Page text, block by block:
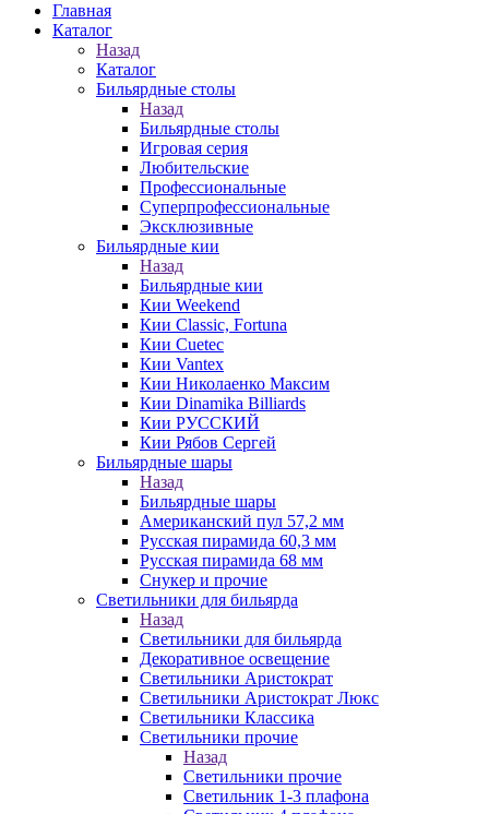
Главная
Каталог
Назад
Каталог
Бильярдные столы
Назад
Бильярдные столы
Игровая серия
Любительские
Профессиональные
Суперпрофессиональные
Эксклюзивные
Бильярдные кии
Назад
Бильярдные кии
Кии Weekend
Кии Classic, Fortuna
Кии Cuetec
Кии Vantex
Кии Николаенко Максим
Кии Dinamika Billiards
Кии РУССКИЙ
Кии Рябов Сергей
Бильярдные шары
Назад
Бильярдные шары
Американский пул 57,2 мм
Русская пирамида 60,3 мм
Русская пирамида 68 мм
Снукер и прочие
Светильники для бильярда
Назад
Светильники для бильярда
Декоративное освещение
Светильники Аристократ
Светильники Аристократ Люкс
Светильники Классика
Светильники прочие
Назад
Светильники прочие
Светильник 1-3 плафона